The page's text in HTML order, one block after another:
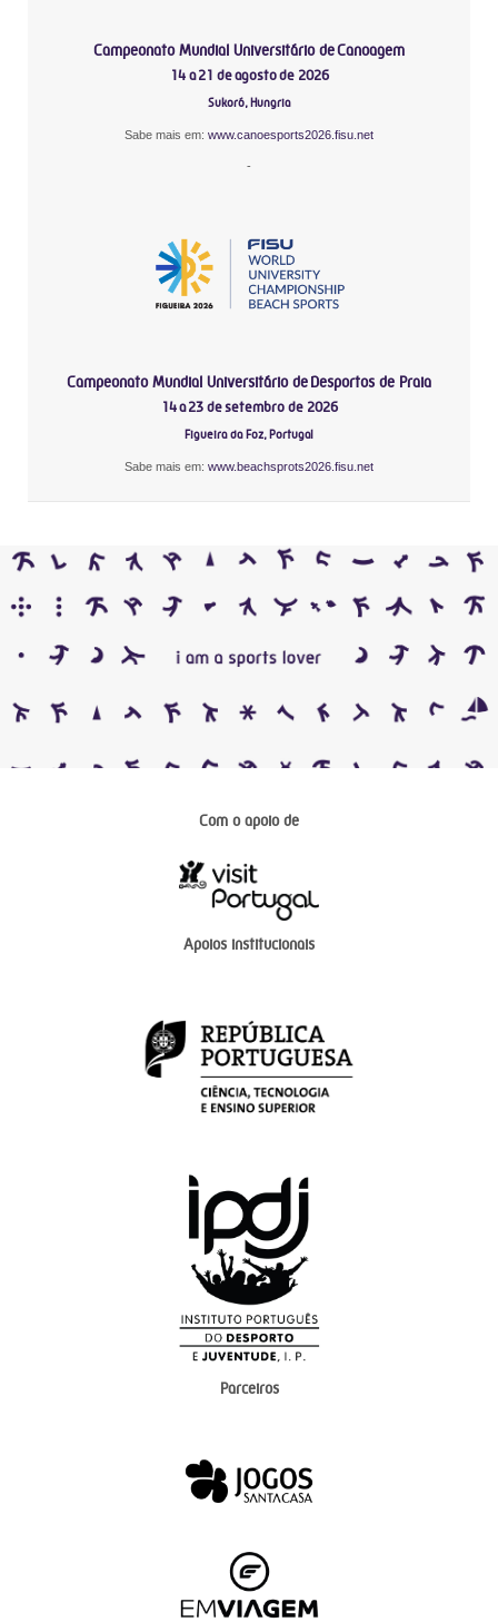
Campeonato Mundial Universitário de Canoagem
14 a 21 de agosto de 2026
Sukoró, Hungria
Sabe mais em: www.canoesports2026.fisu.net
-
Campeonato Mundial Universitário de Desportos de Praia
14 a 23 de setembro de 2026
Figueira da Foz, Portugal
Sabe mais em: www.beachsprots2026.fisu.net
Com o apoio de
Apoios institucionais
Parceiros